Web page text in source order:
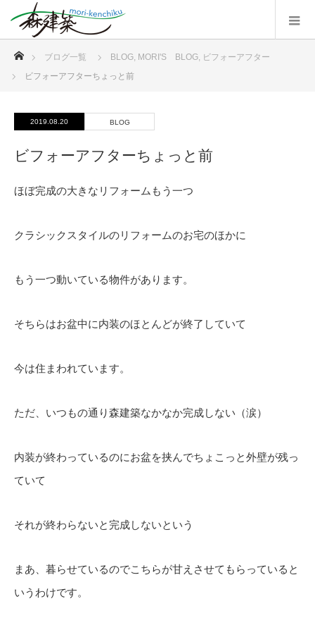
ブログ一覧 BLOG, MORI'S BLOG, ビフォーアフター
ビフォーアフターちょっと前
2019.08.20 BLOG
ビフォーアフターちょっと前
ほぼ完成の大きなリフォームもう一つ
クラシックスタイルのリフォームのお宅のほかに
もう一つ動いている物件があります。
そちらはお盆中に内装のほとんどが終了していて
今は住まわれています。
ただ、いつもの通り森建築なかなか完成しない（涙）
内装が終わっているのにお盆を挟んでちょこっと外壁が残っ
ていて
それが終わらないと完成しないという
まあ、暮らせているのでこちらが甘えさせてもらっていると
いうわけです。